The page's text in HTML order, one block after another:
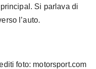
Si parlava di
l’auto.
foto: motorsport.com